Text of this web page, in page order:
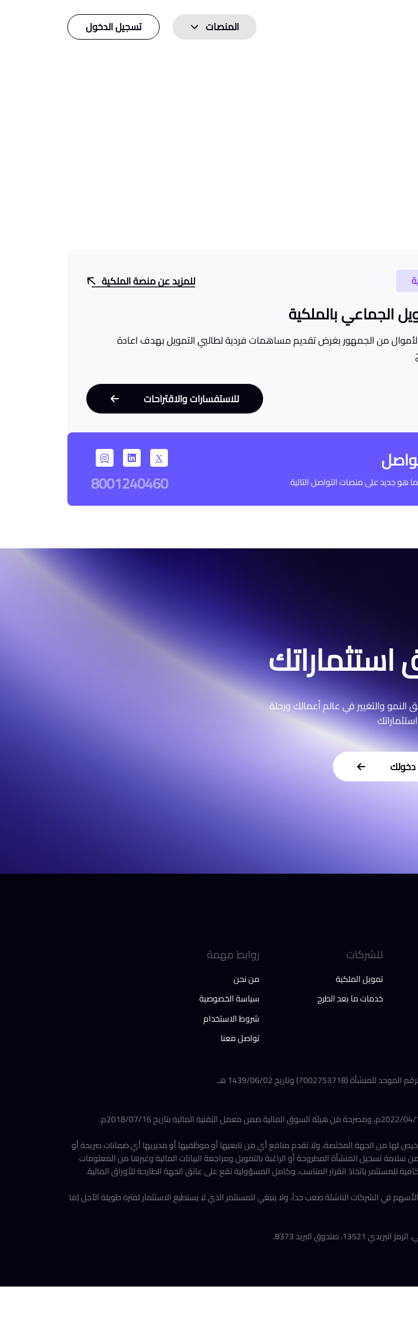
المنصات تسجيل الدخول
للمزيد عن منصة الملكية
الجماعي بالملكية
من الجمهور بغرض تقديم مساهمات فردية لطالبي التمويل بهدف اعادة
للاستفسارات والاقتراحات
هو جديد على منصات التواصل التالية 8001240460
والتغيير في عالم أعمالك ورحلة
استثماراتك
للشركات
تمويل الملكية
خدمات ما بعد الطرح
روابط مهمة
من نحن
سياسة الخصوصية
شروط الاستخدام
تواصل معنا
لها من الجهة المختصة، ولا تقدم منافع أي من تابعيها أو موظفيها أو مديريها أي ضمانات صريحة أو
تسجيل المنشأة المطروحة أو الراغبة بالتمويل ومراجعة البيانات المالية وغيرها من المعلومات
للمستثمر باتخاذ القرار المناسب. وكامل المسؤولية تقع على عاتق الجهة الطارحة للأوراق المالية.
الشركات الناشئة صعب جداً، ولا ينبغي للمستثمر الذي لا يستطيع الاستثمار لفترة طويلة الأجل (ما